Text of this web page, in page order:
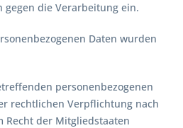
gegen die Verarbeitung ein.
Daten wurden
personenbezogenen
rechtlichen Verpflichtung nach
Recht der Mitgliedstaaten